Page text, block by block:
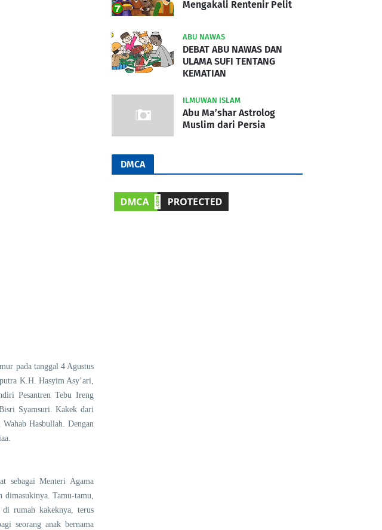
pada tanggal 4 Agustus
K.H. Hasyim Asy’ari,
Pesantren Tebu Ireng
Syamsuri. Kakek dari
Hasbullah. Dengan
sebagai Menteri Agama
dimasukinya. Tamu-tamu,
rumah kakeknya, terus
seorang anak bernama
Mengakali Rentenir Pelit
ABU NAWAS
DEBAT ABU NAWAS DAN
ULAMA SUFI TENTANG
KEMATIAN
ILMUWAN ISLAM
Abu Ma’shar Astrolog
Muslim dari Persia
DMCA